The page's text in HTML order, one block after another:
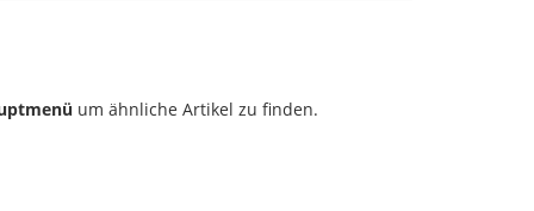
um ähnliche Artikel zu finden.